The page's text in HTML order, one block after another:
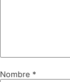
Nombre *